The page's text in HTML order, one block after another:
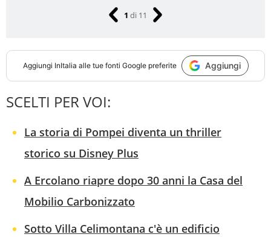
1 di 11
Aggiungi InItalia alle tue fonti Google preferite Aggiungi
SCELTI PER VOI:
La storia di Pompei diventa un thriller
storico su Disney Plus
A Ercolano riapre dopo 30 anni la Casa del
Mobilio Carbonizzato
Sotto Villa Celimontana c'è un edificio